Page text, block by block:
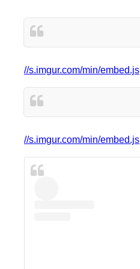
//s.imgur.com/min/embed.js
//s.imgur.com/min/embed.js